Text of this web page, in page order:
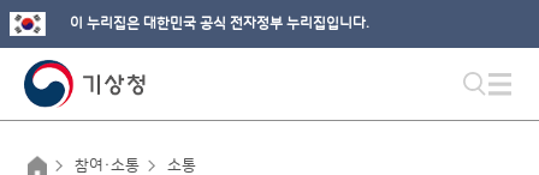
이 누리집은 대한민국 공식 전자정부 누리집입니다.
참여·소통 소통